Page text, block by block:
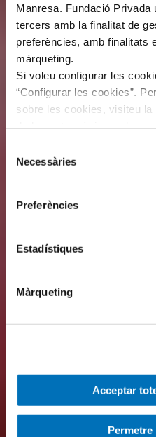
Manresa. Fundació
tercers amb la finalitat de
preferències, amb finalitats
màrqueting.
Si voleu configurar les
“Configurar les cookies”.
sobre les cookies, visiteu la
Necessàries
Preferències
Estadístiques
Màrqueting
Acceptar
Permetre